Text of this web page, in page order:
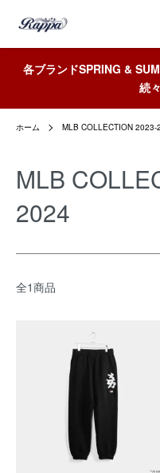
各ブランドSPRING &
続
ホーム MLB COLLECTION 2023-
MLB
2024
全1商品